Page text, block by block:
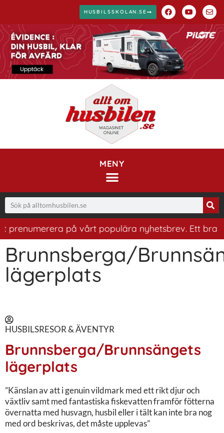
HUSBILSSKOLAN.SE
MENY
prenumerera på vårt populära nyhetsbrev. Ett bra
Brunnsberga/
lägerplats
HUSBILSRESOR & ÄVENTYR
Brunnsberga/Brunnsängets
lägerplats
”Känslan av att i genuin vildmark med ett rikt djur och
växtliv samt med fantastiska fiskevatten framför fötterna
övernatta med husvagn, husbil eller i tält kan inte bra nog
med ord beskrivas, det måste upplevas”